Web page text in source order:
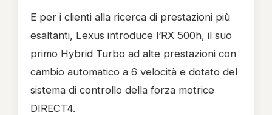
E per i clienti alla ricerca di prestazioni più
esaltanti, Lexus introduce l‘RX 500h, il suo
primo Hybrid Turbo ad alte prestazioni con
cambio automatico a 6 velocità e dotato del
sistema di controllo della forza motrice
DIRECT4.